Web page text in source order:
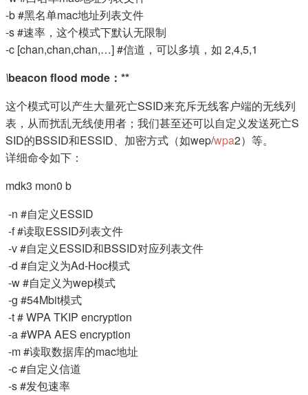
-b #黑名单mac地址列表文件
-s #速率，这个模式下默认无限制
-c [chan,chan,chan,…] #信道，可以多填，如 2,4,5,1
\beacon flood mode：**
这个模式可以产生大量死亡SSID来充斥无线客户端的无线列
表，从而扰乱无线使用者；我们甚至还可以自定义发送死亡S
SID的BSSID和ESSID、加密方式（如wep/wpa2）等。
详细命令如下：
mdk3 mon0 b
​ -n #自定义ESSID
​ -f #读取ESSID列表文件
​ -v #自定义ESSID和BSSID对应列表文件
​ -d #自定义为Ad-Hoc模式
​ -w #自定义为wep模式
​ -g #54Mbit模式
​ -t # WPA TKIP encryption
​ -a #WPA AES encryption
​ -m #读取数据库的mac地址
​ -c #自定义信道
​ -s #发包速率